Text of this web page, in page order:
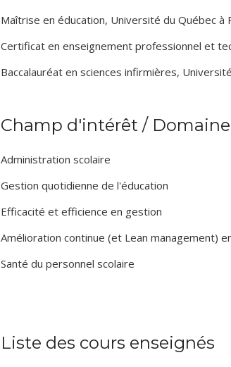
Maîtrise en éducation, Université du Québec à
Certificat en enseignement professionnel et
Baccalauréat en sciences infirmières,
Champ d'intérêt /
Administration scolaire
Gestion quotidienne de l'éducation
Efficacité et efficience en gestion
Amélioration continue (et Lean management)
Santé du personnel scolaire
Liste des cours enseignés